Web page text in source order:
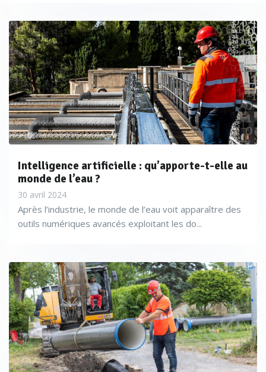
Intelligence artificielle : qu’apporte-t-elle au
monde de l’eau ?
30 avril 2024
Après l’industrie, le monde de l’eau voit apparaître des
outils numériques avancés exploitant les do...